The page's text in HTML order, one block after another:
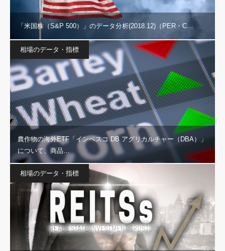
「米国株（S&P 500）」のデータ分析(2018.12)（PER・C…
相場のデータ・指標
農作物の海外ETF「インベスコ DB アグリカルチャー（DBA）」
について、商品…
相場のデータ・指標